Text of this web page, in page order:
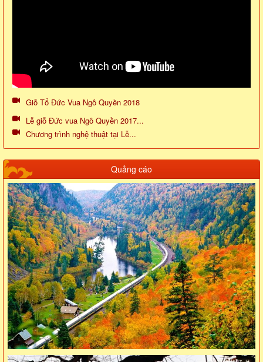
Giỗ Tổ Đức Vua Ngô Quyền 2018
Lễ giỗ Đức vua Ngô Quyền 2017...
Chương trình nghệ thuật tại Lễ...
Quảng cáo